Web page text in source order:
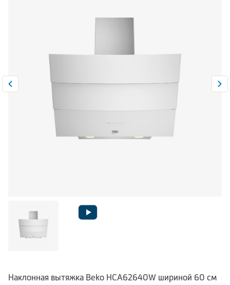
Малая бытовая техника
Сравнить 0
Наклонная вытяжка Beko HCA62640W шириной 60 см